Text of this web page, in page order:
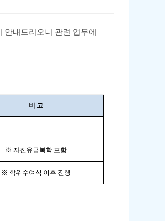
내드리오니 관련 업무에
비 고
※ 자진유급복학 포함
※ 학위수여식 이후 진행